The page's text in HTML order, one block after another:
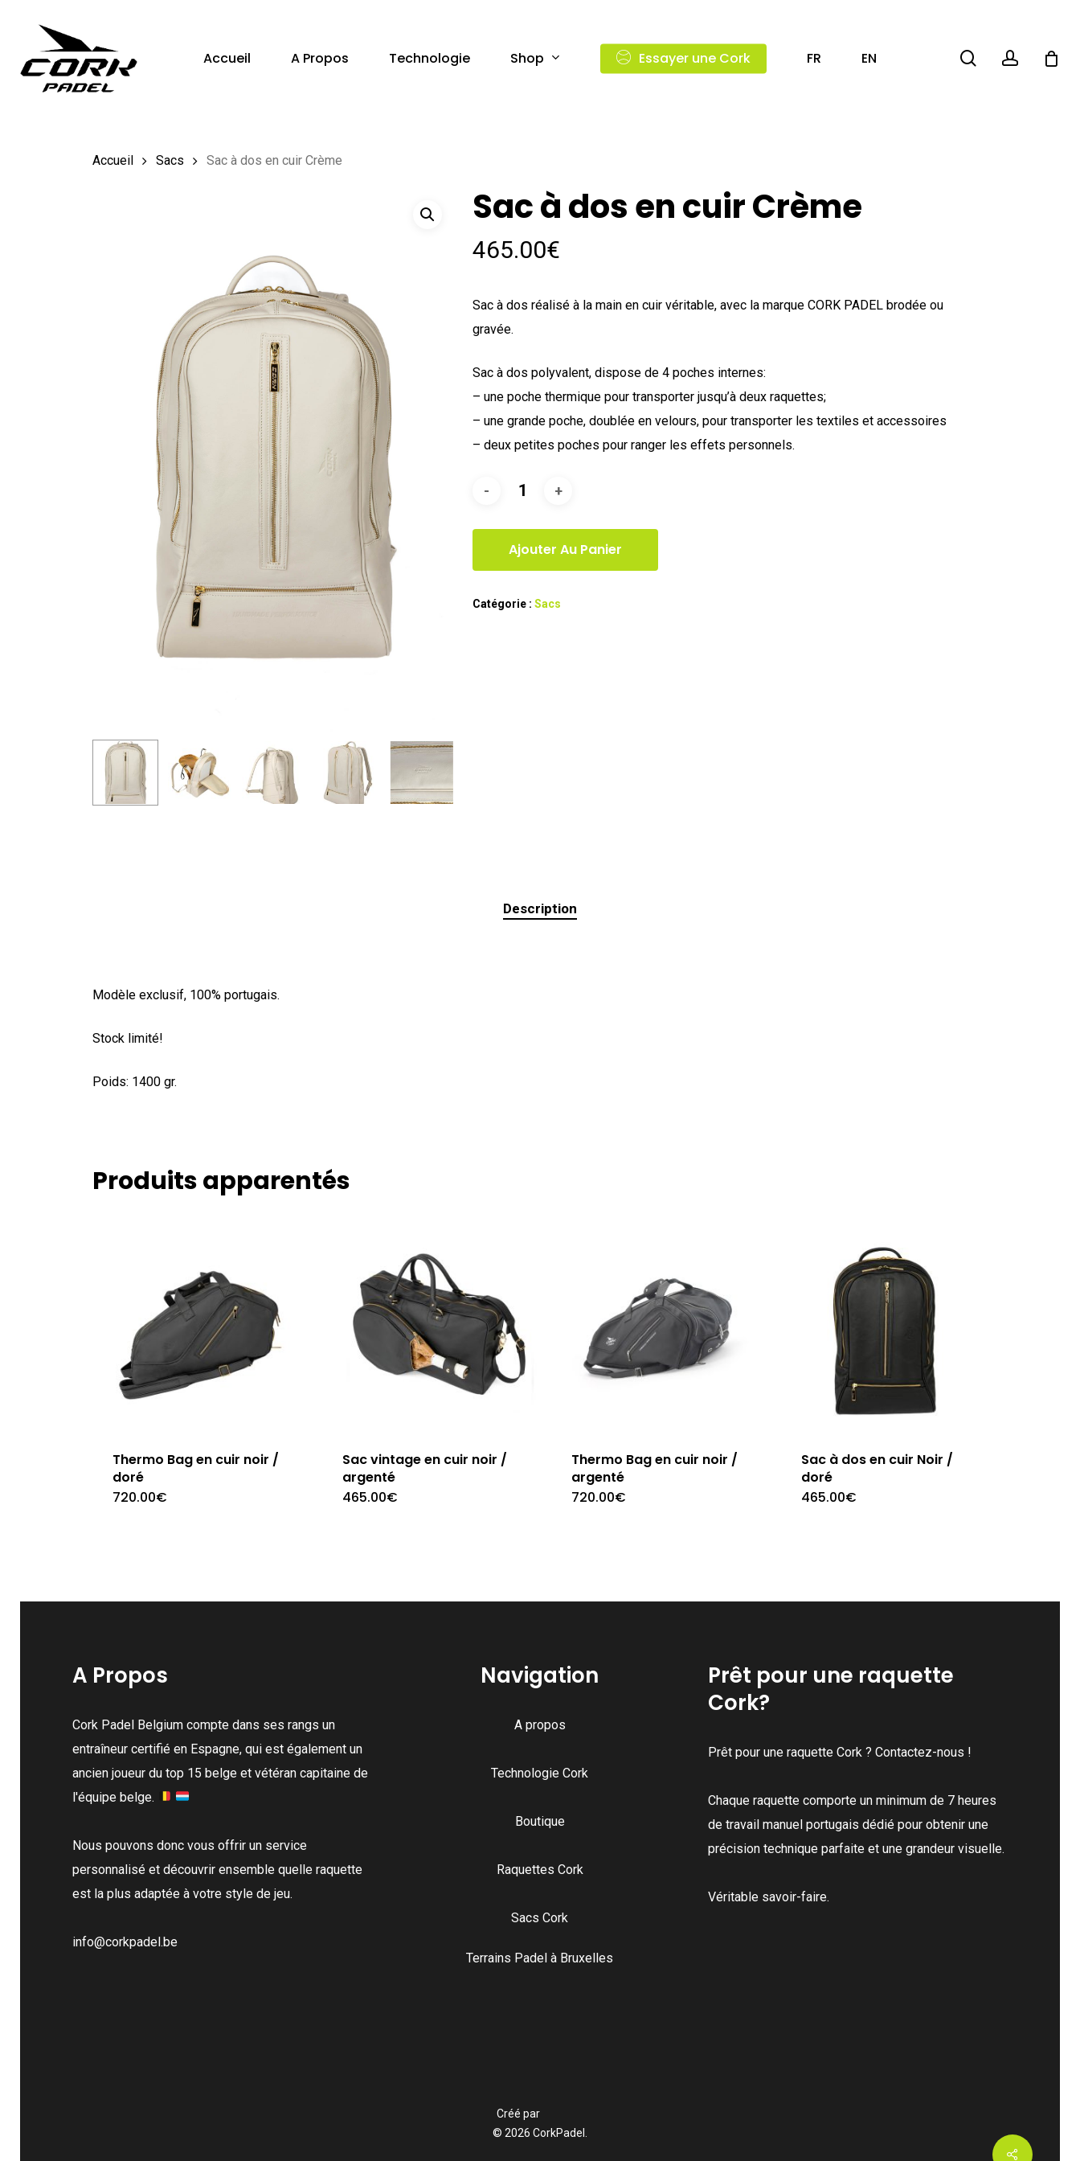
main
Accueil A Propos Technologie Shop Essayer une Cork FR EN searchaccount
Accueil Sacs Sac à dos en cuir Crème
Sac à dos en cuir Crème
465.00€
Sac à dos réalisé à la main en cuir véritable, avec la marque CORK PADEL brodée ou
gravée.
Sac à dos polyvalent, dispose de 4 poches internes:
– une poche thermique pour transporter jusqu’à deux raquettes;
– une grande poche, doublée en velours, pour transporter les textiles et accessoires
– deux petites poches pour ranger les effets personnels.
Ajouter Au Panier
Catégorie :Sacs
Description
Modèle exclusif, 100% portugais.
Stock limité!
Poids: 1400 gr.
Produits apparentés
Thermo Bag en cuir noir /
doré
720.00€
Sac vintage en cuir noir /
argenté
465.00€
Thermo Bag en cuir noir /
argenté
720.00€
Sac à dos en cuir Noir /
doré
465.00€
A Propos
Cork Padel Belgium compte dans ses rangs un
entraîneur certifié en Espagne, qui est également un
ancien joueur du top 15 belge et vétéran capitaine de
l'équipe belge.
Nous pouvons donc vous offrir un service
personnalisé et découvrir ensemble quelle raquette
est la plus adaptée à votre style de jeu.
info@corkpadel.be
Navigation
A propos
Technologie Cork
Boutique
Raquettes Cork
Sacs Cork
Terrains Padel à Bruxelles
Prêt pour une raquette
Cork?
Prêt pour une raquette Cork ? Contactez-nous !
Chaque raquette comporte un minimum de 7 heures
de travail manuel portugais dédié pour obtenir une
précision technique parfaite et une grandeur visuelle.
Véritable savoir-faire.
Créé par
© 2026 CorkPadel.